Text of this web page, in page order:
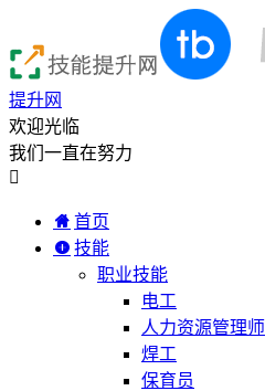
提升网
欢迎光临
我们一直在努力

首页
技能
职业技能
电工
人力资源管理师
焊工
保育员